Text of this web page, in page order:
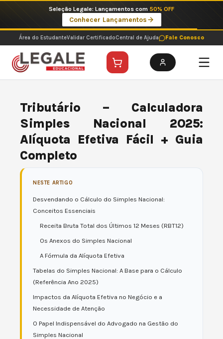
o
conteúdo
Imperdíveis no Pix: Pós Selecionadas a 199 reais no pix em parcela única
Ver ofertas
Área do EstudanteValidar CertificadoCentral de Ajuda Fale Conosco
Tributário – Calculadora
Simples Nacional 2025:
Alíquota Efetiva Fácil + Guia
Completo
NESTE ARTIGO
Desvendando o Cálculo do Simples Nacional:
Conceitos Essenciais
Receita Bruta Total dos Últimos 12 Meses (RBT12)
Os Anexos do Simples Nacional
A Fórmula da Alíquota Efetiva
Tabelas do Simples Nacional: A Base para o Cálculo
(Referência Ano 2025)
Impactos da Alíquota Efetiva no Negócio e a
Necessidade de Atenção
O Papel Indispensável do Advogado na Gestão do
Simples Nacional